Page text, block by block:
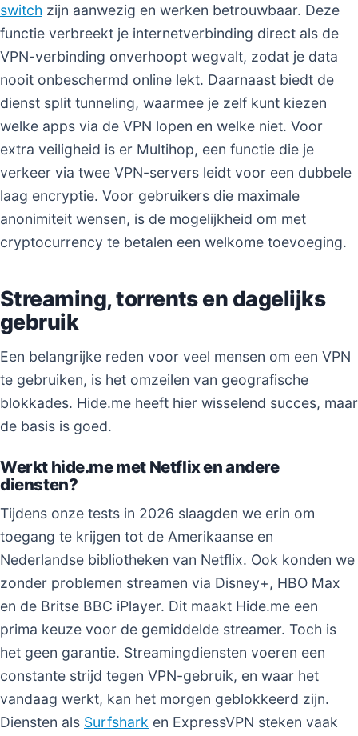
switch zijn aanwezig en werken betrouwbaar. Deze
functie verbreekt je internetverbinding direct als de
VPN-verbinding onverhoopt wegvalt, zodat je data
nooit onbeschermd online lekt. Daarnaast biedt de
dienst split tunneling, waarmee je zelf kunt kiezen
welke apps via de VPN lopen en welke niet. Voor
extra veiligheid is er Multihop, een functie die je
verkeer via twee VPN-servers leidt voor een dubbele
laag encryptie. Voor gebruikers die maximale
anonimiteit wensen, is de mogelijkheid om met
cryptocurrency te betalen een welkome toevoeging.
Streaming, torrents en dagelijks
gebruik
Een belangrijke reden voor veel mensen om een VPN
te gebruiken, is het omzeilen van geografische
blokkades. Hide.me heeft hier wisselend succes, maar
de basis is goed.
Werkt hide.me met Netflix en andere
diensten?
Tijdens onze tests in 2026 slaagden we erin om
toegang te krijgen tot de Amerikaanse en
Nederlandse bibliotheken van Netflix. Ook konden we
zonder problemen streamen via Disney+, HBO Max
en de Britse BBC iPlayer. Dit maakt Hide.me een
prima keuze voor de gemiddelde streamer. Toch is
het geen garantie. Streamingdiensten voeren een
constante strijd tegen VPN-gebruik, en waar het
vandaag werkt, kan het morgen geblokkeerd zijn.
Diensten als Surfshark en ExpressVPN steken vaak